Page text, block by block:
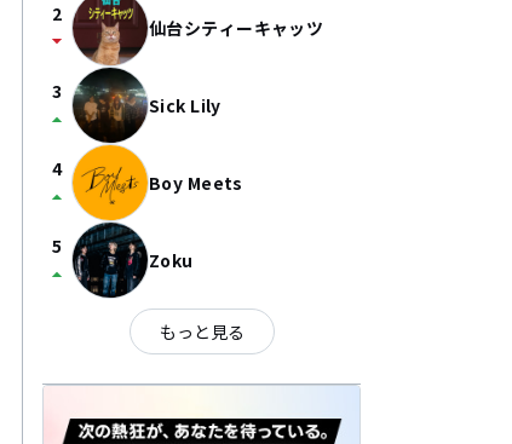
2
arrow_drop_down 仙台シティーキャッツ
3
arrow_drop_up Sick Lily
4
arrow_drop_up Boy Meets
5
arrow_drop_up Zoku
もっと見る